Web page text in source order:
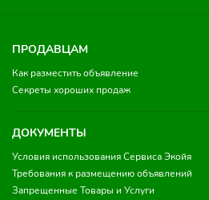
ПРОДАВЦАМ
Как разместить объявление
Секреты хороших продаж
ДОКУМЕНТЫ
Условия использования Сервиса Экойя
Требования к размещению объявлений
Запрещенные Товары и Услуги